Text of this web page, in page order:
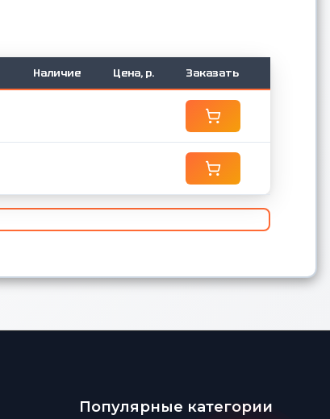
Наличие Цена, р. Заказать
Популярные категории